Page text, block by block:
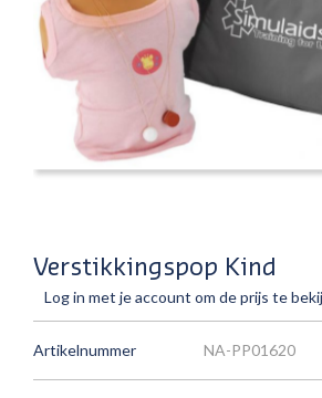
Verstikkingspop Kind
Log in met je account om de prijs te
Artikelnummer NA-PP01620